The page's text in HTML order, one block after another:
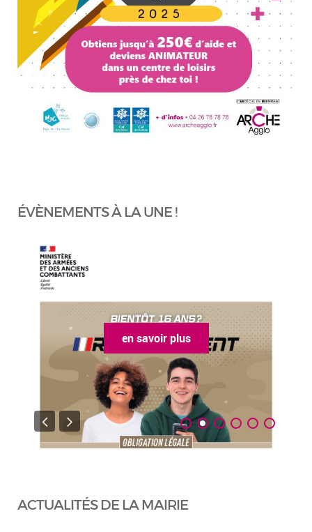
ÉVÈNEMENTS À LA UNE !
en savoir plus
ACTUALITÉS DE LA MAIRIE